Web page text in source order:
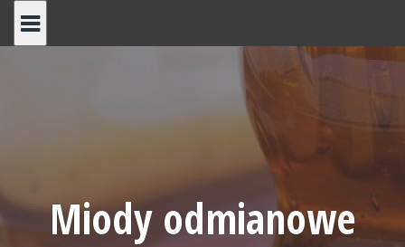
Miody odmianowe